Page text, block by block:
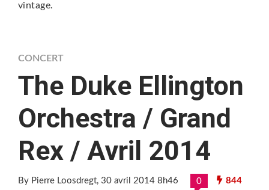
vintage.
CONCERT
The Duke Ellington
Orchestra / Grand
Rex / Avril 2014
By Pierre Loosdregt, 30 avril 2014 8h46 0 844